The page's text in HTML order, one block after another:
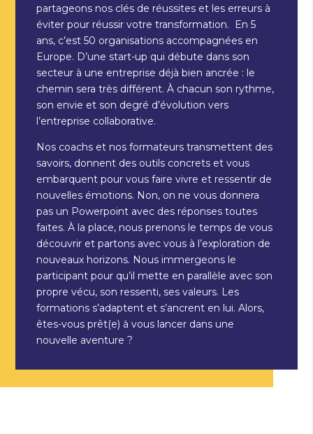
partageons nos clés de réussites et les erreurs à
éviter pour réussir votre transformation. En 5
ans, c’est 50 organisations accompagnées en
Europe. D’une start-up qui débute dans son
secteur à une entreprise déjà bien ancrée : le
chemin sera très différent. À chacun son rythme,
son envie et son degré d’évolution vers
l’entreprise collaborative.
Nos coachs et nos formateurs transmettent des
savoirs, donnent des outils concrets et vous
embarquent pour vous faire vivre et ressentir de
nouvelles émotions. Non, on ne vous donnera
pas un Powerpoint avec des réponses toutes
faites. À la place, nous prenons le temps de vous
découvrir et partons avec vous à l’exploration de
nouveaux horizons. Nous immergeons le
participant pour qu’il mette en parallèle avec son
propre vécu, son ressenti, ses valeurs. Les
formations s’adaptent et s’ancrent en lui. Alors,
êtes-vous prêt(e) à vous lancer dans une
nouvelle aventure ?